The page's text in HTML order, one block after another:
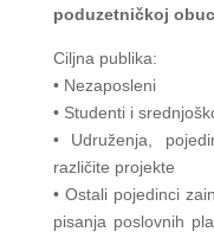
poduzetničkoj
Ciljna publika:
• Nezaposleni
• Studenti i
• Udruženja,
različite projekte
• Ostali pojedinci
pisanja poslovnih